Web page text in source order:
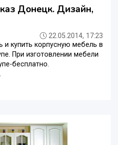
Донецк. Дизайн,
22.05.2014, 17:23
и купить корпусную мебель в
При изготовлении мебели
бесплатно.